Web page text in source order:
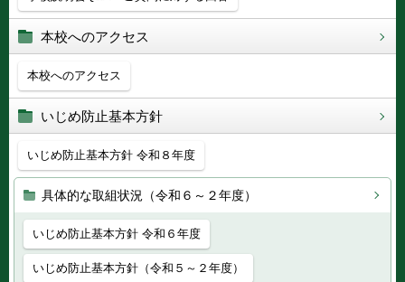
本校へのアクセス
本校へのアクセス
いじめ防止基本方針
いじめ防止基本方針 令和８年度
具体的な取組状況（令和６～２年度）
いじめ防止基本方針 令和６年度
いじめ防止基本方針（令和５～２年度）